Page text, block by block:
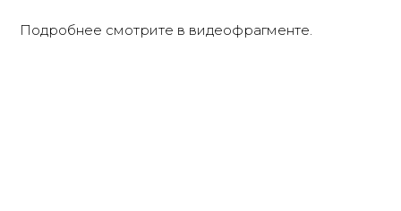
Подробнее смотрите в видеофрагменте.